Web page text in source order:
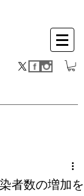
者数の増加を